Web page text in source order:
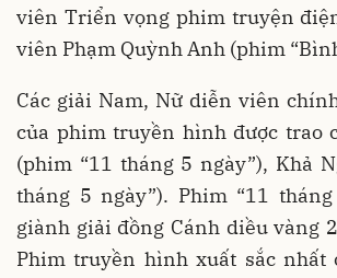
viên Triển vọng phim truyện
viên Phạm Quỳnh Anh (phim
Các giải Nam, Nữ diễn viên
của phim truyền hình được trao
(phim “11 tháng 5 ngày”), Khả
tháng 5 ngày”). Phim “11
giành giải đồng Cánh diều vàng
Phim truyền hình xuất sắc nhất